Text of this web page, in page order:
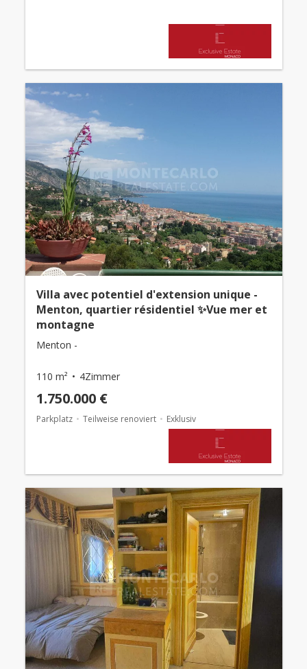
Villa avec potentiel d'extension unique -
Menton, quartier résidentiel ✨Vue mer et
montagne
Menton -
110 m² 4Zimmer
1.750.000 €
Parkplatz Teilweise renoviert Exklusiv